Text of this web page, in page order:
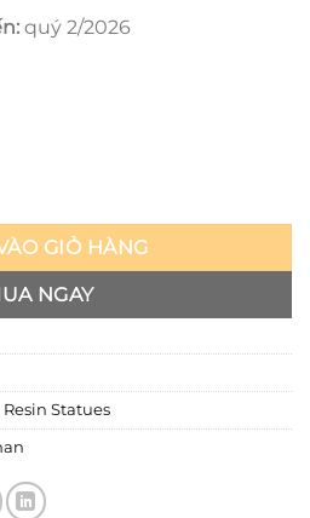
quý 2/2026
- Cedar studio số lượng
GIỎ HÀNG
NGAY
Resin Statues